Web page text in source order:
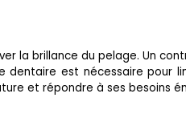
la brillance du pelage. Un
est nécessaire pour
et répondre à ses besoins